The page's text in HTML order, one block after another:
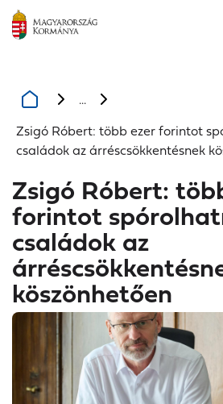
...
Zsigó Róbert: több ezer forintot
családok az árréscsökkentésnek
Zsigó Róbert:
forintot
családok az
köszönhetően